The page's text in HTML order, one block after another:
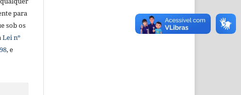
para
sob os
Lei nº
, e